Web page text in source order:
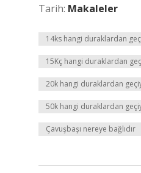
Tarih: Makaleler
14ks hangi duraklardan
15Kç hangi duraklardan
20k hangi duraklardan
50k hangi duraklardan
Çavuşbaşı nereye bağlıdır